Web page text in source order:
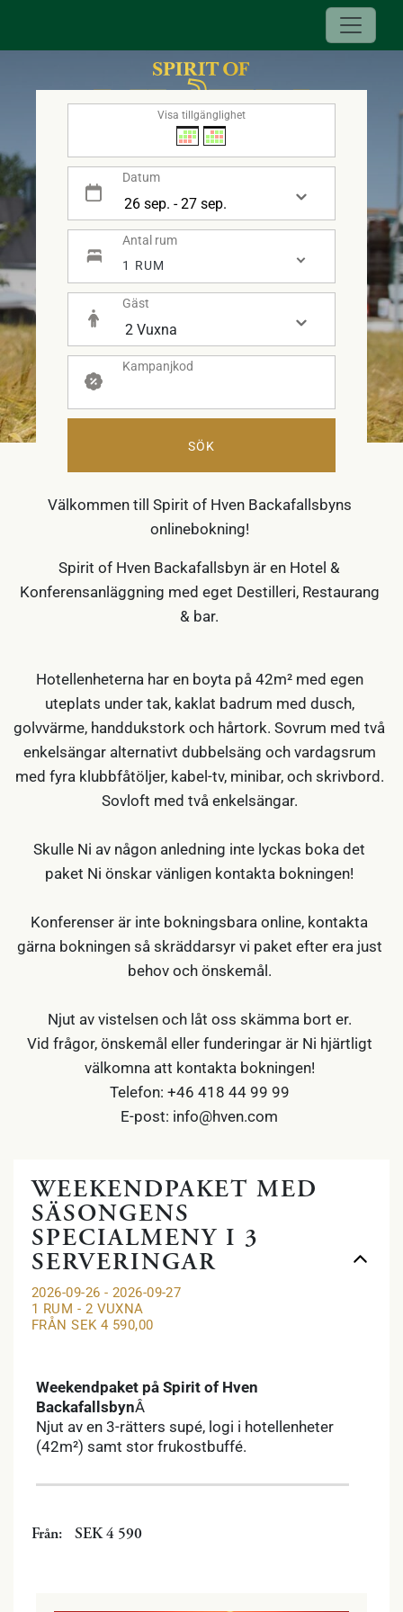
- SPIRIT OF HVEN -
Visa tillgänglighet
Datum
Antal rum
1 RUM
Gäst
Kampanjkod
SÖK
RUMSBOKNING
Välkommen till Spirit of Hven Backafallsbyns
onlinebokning!
Spirit of Hven Backafallsbyn är en Hotel &
Konferensanläggning med eget Destilleri, Restaurang
& bar.
Hotellenheterna har en boyta på 42m² med egen
uteplats under tak, kaklat badrum med dusch,
golvvärme, handdukstork och hårtork. Sovrum med två
enkelsängar alternativt dubbelsäng och vardagsrum
med fyra klubbfåtöljer, kabel-tv, minibar, och skrivbord.
Sovloft med två enkelsängar.
Skulle Ni av någon anledning inte lyckas boka det
paket Ni önskar vänligen kontakta bokningen!
Konferenser är inte bokningsbara online, kontakta
gärna bokningen så skräddarsyr vi paket efter era just
behov och önskemål.
Njut av vistelsen och låt oss skämma bort er.
Vid frågor, önskemål eller funderingar är Ni hjärtligt
välkomna att kontakta bokningen!
Telefon: +46 418 44 99 99
E-post: info@hven.com
WEEKENDPAKET MED
SÄSONGENS
SPECIALMENY I 3
SERVERINGAR
2026-09-26 - 2026-09-27
1 RUM - 2 VUXNA
FRÅN SEK 4 590,00
Weekendpaket på Spirit of Hven
BackafallsbynÂ
Njut av en 3-rätters supé, logi i hotellenheter
(42m²) samt stor frukostbuffé.
Från: SEK 4 590